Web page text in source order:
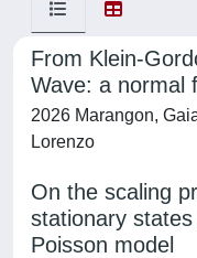
From Klein-
Wave: a normal
2026 Marangon,
Lorenzo
On the scaling
stationary
Poisson model